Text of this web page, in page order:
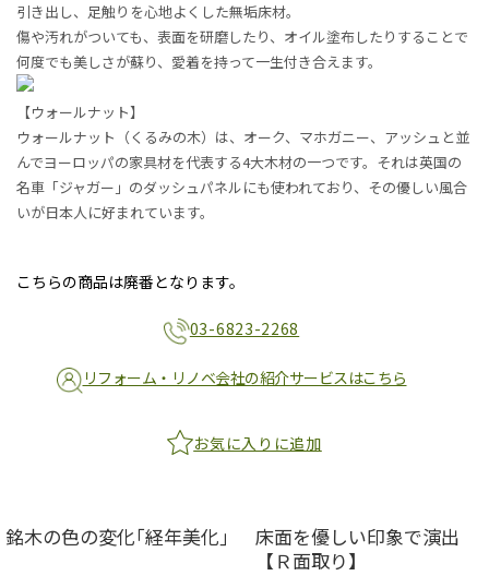
引き出し、足触りを心地よくした無垢床材。
傷や汚れがついても、表面を研磨したり、オイル塗布したりすることで
何度でも美しさが蘇り、愛着を持って一生付き合えます。
【ウォールナット】
ウォールナット（くるみの木）は、オーク、マホガニー、アッシュと並
んでヨーロッパの家具材を代表する4大木材の一つです。それは英国の
名車「ジャガー」のダッシュパネルにも使われており、その優しい風合
いが日本人に好まれています。
こちらの商品は廃番となります。
03-6823-2268
リフォーム・リノベ会社の紹介サービスはこちら
お気に入りに追加
銘木の色の変化｢経年美化｣
床面を優しい印象で演出
【Ｒ面取り】